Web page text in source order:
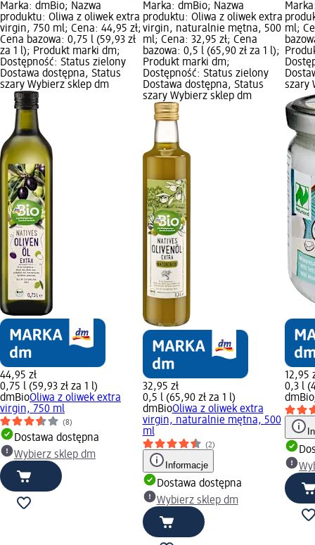
Marka: dmBio; Nazwa
produktu: Oliwa z oliwek extra
virgin, 750 ml; Cena: 44,95 zł;
Cena bazowa: 0,75 l (59,93 zł
za 1 l); Produkt marki dm;
Dostępność: Status zielony
Dostawa dostępna, Status
szary Wybierz sklep dm
44,95 zł
0,75 l (59,93 zł za 1 l)
dmBioOliwa z oliwek extra
virgin, 750 ml
(8)
Dostawa dostępna
Wybierz sklep dm
Marka: dmBio; Nazwa
produktu: Oliwa z oliwek extra
virgin, naturalnie mętna, 500
ml; Cena: 32,95 zł; Cena
bazowa: 0,5 l (65,90 zł za 1 l);
Produkt marki dm;
Dostępność: Status zielony
Dostawa dostępna, Status
szary Wybierz sklep dm
32,95 zł
0,5 l (65,90 zł za 1 l)
dmBioOliwa z oliwek extra
virgin, naturalnie mętna, 500
ml
(2)
Informacje
Dostawa dostępna
Wybierz sklep dm
ml;
szary
12,95
0,3 l
dmBio